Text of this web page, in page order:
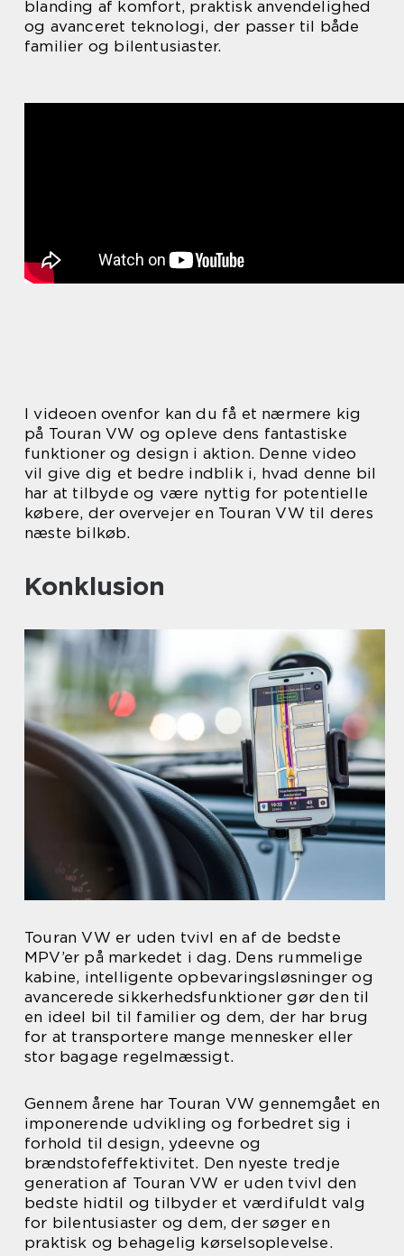
blanding af komfort, praktisk anvendelighed
og avanceret teknologi, der passer til både
familier og bilentusiaster.
I videoen ovenfor kan du få et nærmere kig
på Touran VW og opleve dens fantastiske
funktioner og design i aktion. Denne video
vil give dig et bedre indblik i, hvad denne bil
har at tilbyde og være nyttig for potentielle
købere, der overvejer en Touran VW til deres
næste bilkøb.
Konklusion
Touran VW er uden tvivl en af de bedste
MPV’er på markedet i dag. Dens rummelige
kabine, intelligente opbevaringsløsninger og
avancerede sikkerhedsfunktioner gør den til
en ideel bil til familier og dem, der har brug
for at transportere mange mennesker eller
stor bagage regelmæssigt.
Gennem årene har Touran VW gennemgået en
imponerende udvikling og forbedret sig i
forhold til design, ydeevne og
brændstofeffektivitet. Den nyeste tredje
generation af Touran VW er uden tvivl den
bedste hidtil og tilbyder et værdifuldt valg
for bilentusiaster og dem, der søger en
praktisk og behagelig kørselsoplevelse.